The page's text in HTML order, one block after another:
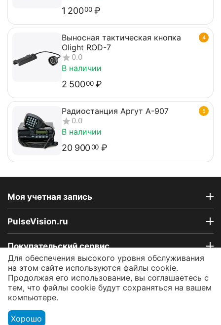
1 20000 ₽
4
Выносная тактическая кнопка
Olight ROD-7
0.0
В наличии
2 50000 ₽
5
Радиостанция Аргут А-907
0.0
В наличии
20 90000 ₽
Моя учетная запись
PulseVision.ru
Покупательский сервис
Контакты
© 2009 - 2026 Интернет-магазин PulseVision.ru.
Работаем ежедневно!
Для обеспечения высокого уровня обслуживания
на этом сайте используются файлы cookie.
Продолжая его использование, вы соглашаетесь с
тем, что файлы cookie будут сохраняться на вашем
компьютере.
Хорошо